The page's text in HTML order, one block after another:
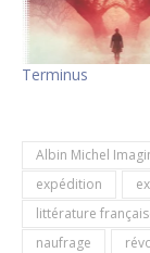
Terminus
Albin Michel
expédition
littérature
naufrage